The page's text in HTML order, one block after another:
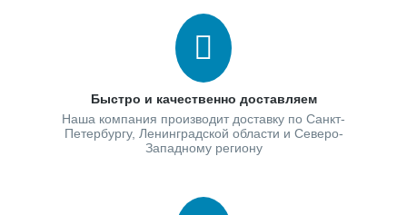
Быстро и качественно доставляем
Наша компания производит доставку по Санкт-
Петербургу, Ленинградской области и Северо-
Западному региону